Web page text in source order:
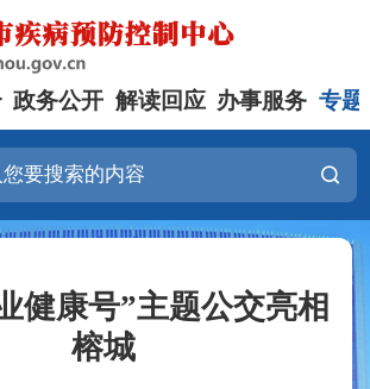
政务公开 解读回应 办事服务 专题
健康号”主题公交亮相
榕城